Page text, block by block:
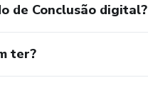
de Conclusão digital?
ter?